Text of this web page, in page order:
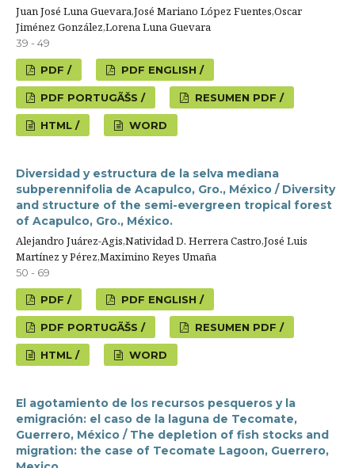
Juan José Luna Guevara,José Mariano López Fuentes,Oscar
Jiménez González,Lorena Luna Guevara
39 - 49
PDF / PDF ENGLISH /
PDF PORTUGÃŠS / RESUMEN PDF /
HTML / WORD
Diversidad y estructura de la selva mediana
subperennifolia de Acapulco, Gro., México / Diversity
and structure of the semi-evergreen tropical forest
of Acapulco, Gro., México.
Alejandro Juárez-Agis,Natividad D. Herrera Castro,José Luis
Martínez y Pérez,Maximino Reyes Umaña
50 - 69
PDF / PDF ENGLISH /
PDF PORTUGÃŠS / RESUMEN PDF /
HTML / WORD
El agotamiento de los recursos pesqueros y la
emigración: el caso de la laguna de Tecomate,
Guerrero, México / The depletion of fish stocks and
migration: the case of Tecomate Lagoon, Guerrero,